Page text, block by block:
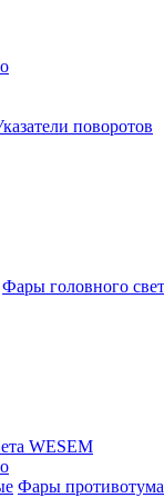
поворотов
Фары головного
WESEM
Фары